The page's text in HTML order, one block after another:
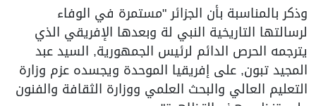
وذكر بالمناسبة بأن الجزائر "مستمرة في الوفاء
لرسالتها التاريخية النبي لة وبعدها الإفريقي الذي
يترجمه الحرص الدائم لرئيس الجمهورية, السيد عبد
المجيد تبون, على إفريقيا الموحدة ويجسده عزم وزارة
التعليم العالي والبحث العلمي ووزارة الثقافة والفنون